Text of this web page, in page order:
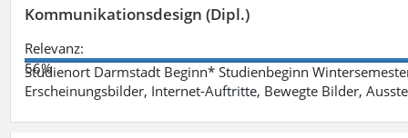
Kommunikationsdesign (Dipl.)
Relevanz:
56%
Studienort Darmstadt Beginn* Studienbeginn
Erscheinungsbilder, Internet-Auftritte, Bewegte Bilder,